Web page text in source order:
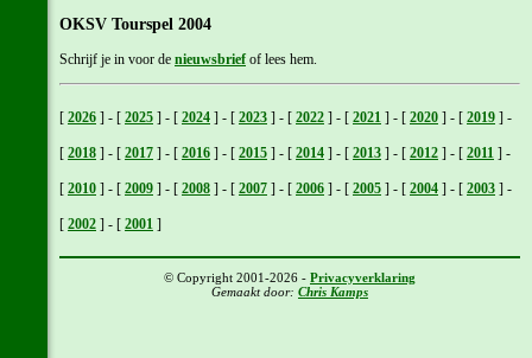
OKSV Tourspel 2004
Schrijf je in voor de nieuwsbrief of lees hem.
[ 2026 ] - [ 2025 ] - [ 2024 ] - [ 2023 ] - [ 2022 ] - [ 2021 ] - [ 2020 ] - [ 2019 ] -
[ 2018 ] - [ 2017 ] - [ 2016 ] - [ 2015 ] - [ 2014 ] - [ 2013 ] - [ 2012 ] - [ 2011 ] -
[ 2010 ] - [ 2009 ] - [ 2008 ] - [ 2007 ] - [ 2006 ] - [ 2005 ] - [ 2004 ] - [ 2003 ] -
[ 2002 ] - [ 2001 ]
© Copyright 2001-2026 - Privacyverklaring
Gemaakt door: Chris Kamps